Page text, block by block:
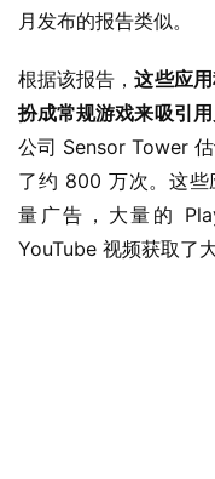
月发布的报告类似。
根据该报告，这些应
扮成常规游戏来吸引
公司 Sensor Tower
了约 800 万次。这些
量广告，大量的
YouTube 视频获取了